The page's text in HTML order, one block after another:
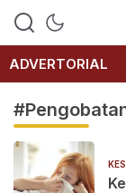
ADVERTORIAL